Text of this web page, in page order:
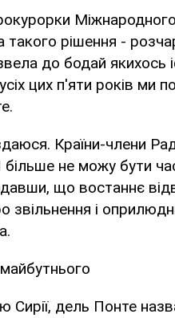
такого рішення -
до бодай якихось
цих п'яти років ми
Країни-члени
не можу бути
що востаннє
звільнення і
дель Понте